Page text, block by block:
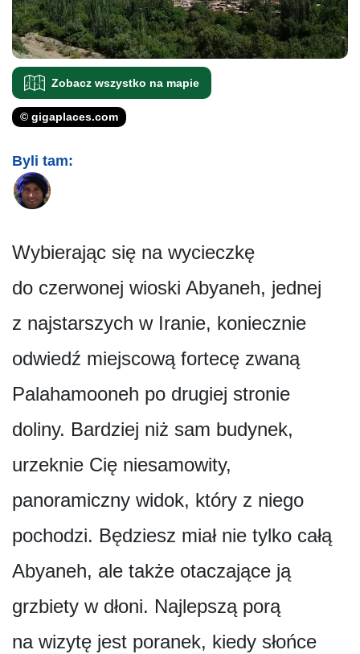
Zobacz wszystko na mapie
© gigaplaces.com
Byli tam:
Wybierając się na wycieczkę
do czerwonej wioski Abyaneh, jednej
z najstarszych w Iranie, koniecznie
odwiedź miejscową fortecę zwaną
Palahamooneh po drugiej stronie
doliny. Bardziej niż sam budynek,
urzeknie Cię niesamowity,
panoramiczny widok, który z niego
pochodzi. Będziesz miał nie tylko całą
Abyaneh, ale także otaczające ją
grzbiety w dłoni. Najlepszą porą
na wizytę jest poranek, kiedy słońce